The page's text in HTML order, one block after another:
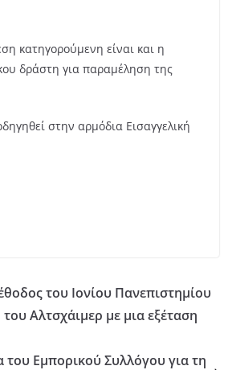
κατηγορούμενη είναι και η
δράστη για παραμέληση της
στην αρμόδια Εισαγγελική
του Ιονίου Πανεπιστημίου
Αλτσχάιμερ με μια εξέταση
του Εμπορικού Συλλόγου για τη